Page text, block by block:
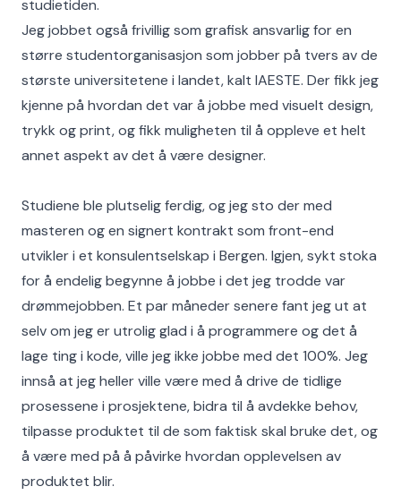
studietiden.
Jeg jobbet også frivillig som grafisk ansvarlig for en
større studentorganisasjon som jobber på tvers av de
største universitetene i landet, kalt IAESTE. Der fikk jeg
kjenne på hvordan det var å jobbe med visuelt design,
trykk og print, og fikk muligheten til å oppleve et helt
annet aspekt av det å være designer.
Studiene ble plutselig ferdig, og jeg sto der med
masteren og en signert kontrakt som front-end
utvikler i et konsulentselskap i Bergen. Igjen, sykt stoka
for å endelig begynne å jobbe i det jeg trodde var
drømmejobben. Et par måneder senere fant jeg ut at
selv om jeg er utrolig glad i å programmere og det å
lage ting i kode, ville jeg ikke jobbe med det 100%. Jeg
innså at jeg heller ville være med å drive de tidlige
prosessene i prosjektene, bidra til å avdekke behov,
tilpasse produktet til de som faktisk skal bruke det, og
å være med på å påvirke hvordan opplevelsen av
produktet blir.